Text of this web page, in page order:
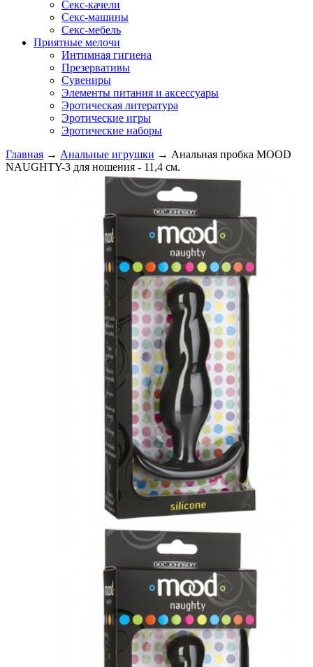
Секс-качели
Секс-машины
Секс-мебель
Приятные мелочи
Интимная гигиена
Презервативы
Сувениры
Элементы питания и аксессуары
Эротическая литература
Эротические игры
Эротические наборы
Главная → Анальные игрушки → Анальная пробка MOOD
NAUGHTY-3 для ношения - 11,4 см.